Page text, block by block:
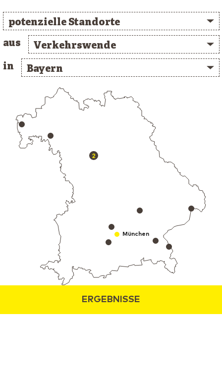
2
München
potenzielle Standorte
aus
Verkehrswende
in
Bayern
ERGEBNISSE